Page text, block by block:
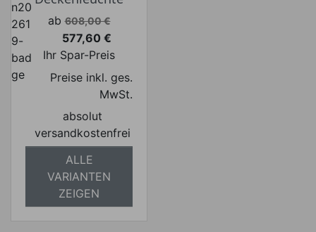
Verkaufspreis
ab 608,00 €
Preis
577,60 €
Ihr Spar-Preis
Preise inkl. ges.
MwSt.
absolut
versandkostenfrei
ALLE
VARIANTEN
ZEIGEN